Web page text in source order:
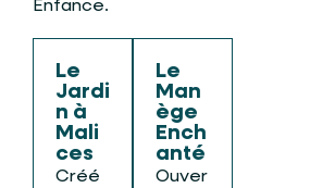
Enfance.
Le
Jardi
n à
Mali
ces
Créé
Le
Man
ège
Ench
anté
Ouver